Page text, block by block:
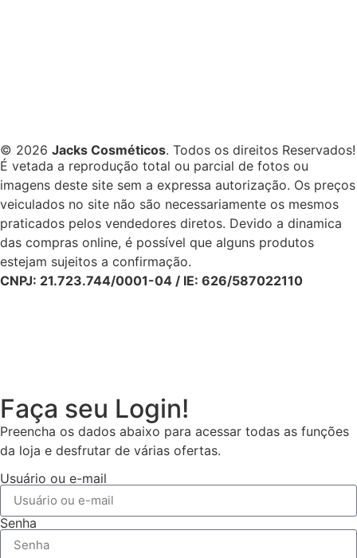
© 2026 Jacks Cosméticos. Todos os direitos Reservados!
É vetada a reprodução total ou parcial de fotos ou
imagens deste site sem a expressa autorização. Os preços
veiculados no site não são necessariamente os mesmos
praticados pelos vendedores diretos. Devido a dinamica
das compras online, é possível que alguns produtos
estejam sujeitos a confirmação.
CNPJ: 21.723.744/0001-04 / IE: 626/587022110
Faça seu Login!
Preencha os dados abaixo para acessar todas as funções
da loja e desfrutar de várias ofertas.
Usuário ou e-mail
Senha